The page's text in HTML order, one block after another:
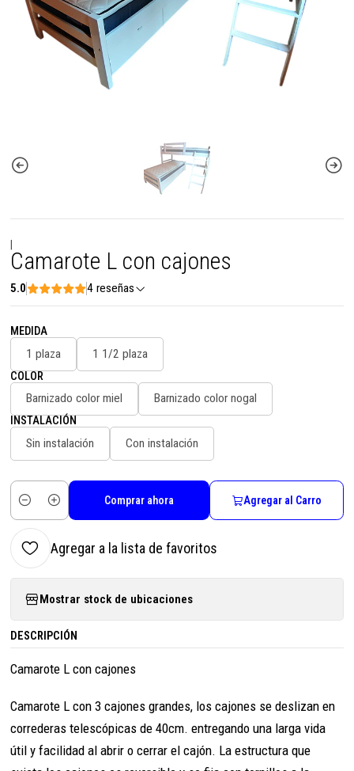
Camarote L con cajones
5.0 4 reseñas
MEDIDA
1 plaza 1 1/2 plaza
COLOR
Barnizado color miel Barnizado color nogal
INSTALACIÓN
Sin instalación Con instalación
Cantidad
Agregar al Carro
Comprar ahora
Agregar a la lista de favoritos
Mostrar stock de ubicaciones
DESCRIPCIÓN
Camarote L con cajones
Camarote L con 3 cajones grandes, los cajones se deslizan en
correderas telescópicas de 40cm. entregando una larga vida
útil y facilidad al abrir o cerrar el cajón. La estructura que